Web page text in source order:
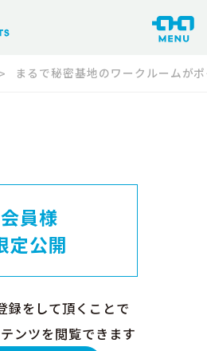
まるで秘密基地のワークルームが
会員様
定公開
録をして頂くことで
ンツを閲覧できます